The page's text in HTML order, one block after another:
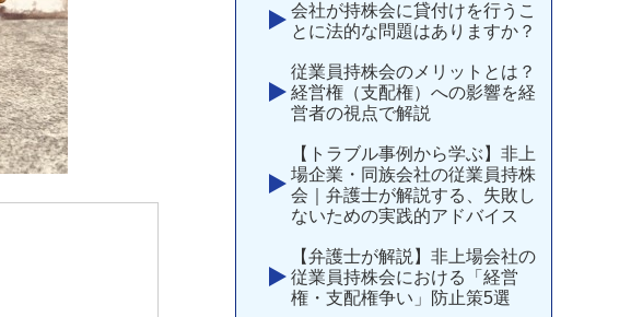
会社が持株会に貸付けを行うこ
とに法的な問題はありますか？
従業員持株会のメリットとは？
経営権（支配権）への影響を経
営者の視点で解説
【トラブル事例から学ぶ】非上
場企業・同族会社の従業員持株
会｜弁護士が解説する、失敗し
ないための実践的アドバイス
【弁護士が解説】非上場会社の
従業員持株会における「経営
権・支配権争い」防止策5選